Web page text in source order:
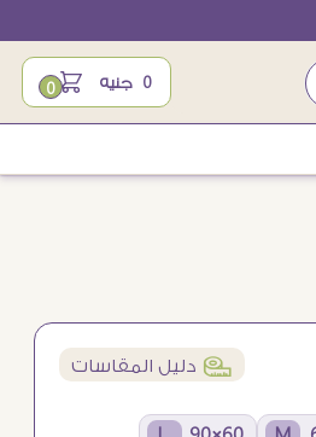
0 جنيه 0
í دليل المقاسات